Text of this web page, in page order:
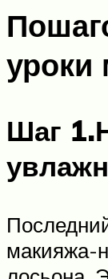
уроки
Шаг 1.
макияжа-